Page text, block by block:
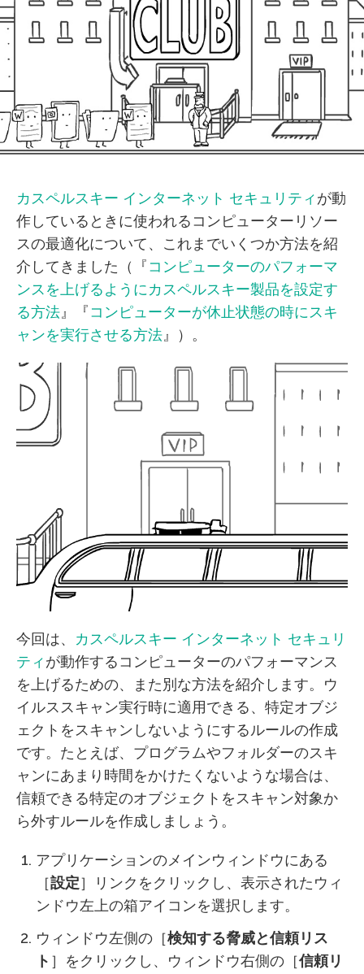
カスペルスキー インターネット セキュリティが動
作しているときに使われるコンピューターリソー
スの最適化について、これまでいくつか方法を紹
介してきました（『コンピューターのパフォーマ
ンスを上げるようにカスペルスキー製品を設定す
る方法』『コンピューターが休止状態の時にスキ
ャンを実行させる方法』）。
今回は、 カスペルスキー インターネット セキュリ
ティが動作するコンピューターのパフォーマンス
を上げるための、また別な方法を紹介します。ウ
イルススキャン実行時に適用できる、特定オブジ
ェクトをスキャンしないようにするルールの作成
です。たとえば、プログラムやフォルダーのスキ
ャンにあまり時間をかけたくないような場合は、
信頼できる特定のオブジェクトをスキャン対象か
ら外すルールを作成しましょう。
アプリケーションのメインウィンドウにある
［設定］リンクをクリックし、表示されたウィ
ンドウ左上の箱アイコンを選択します。
ウィンドウ左側の［検知する脅威と信頼リス
ト ］をクリックし、ウィンドウ右側の［信頼リ